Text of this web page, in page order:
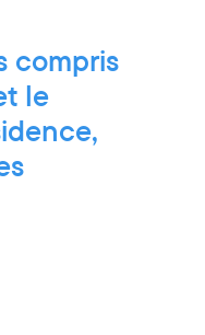
compris
le